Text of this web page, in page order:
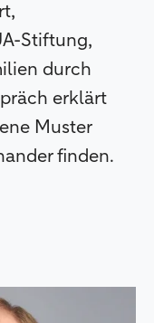
Stiftung,
durch
erklärt
Muster
finden.